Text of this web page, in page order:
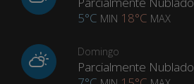
5°C MIN 18°C MAX
Domingo
Parcialmente Nublado